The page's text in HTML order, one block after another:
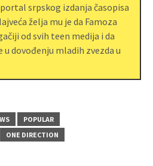
srpskog izdanja časopisa
želja mu je da Famoza
od svih teen medija i da
u dovođenju mladih zvezda u
POPULAR
ONE DIRECTION